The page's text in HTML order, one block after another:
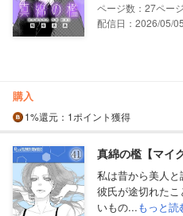
27
配信日：2026/05/05
購入
1%還元 ：1ポイント獲得
真綿の檻【マイ
私は昔から美人と
彼氏が途切れた
いもの...もっと読